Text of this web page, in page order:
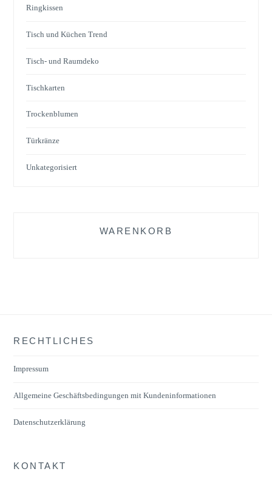
Ringkissen
Tisch und Küchen Trend
Tisch- und Raumdeko
Tischkarten
Trockenblumen
Türkränze
Unkategorisiert
WARENKORB
RECHTLICHES
Impressum
Allgemeine Geschäftsbedingungen mit Kundeninformationen
Datenschutzerklärung
KONTAKT